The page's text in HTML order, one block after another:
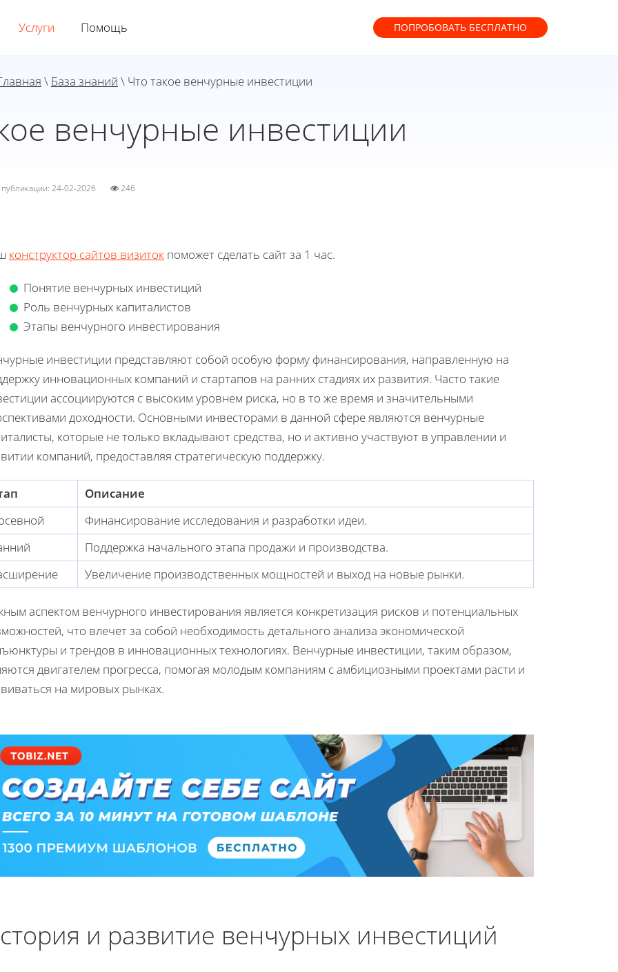
Услуги Помощь ПОПРОБОВАТЬ БЕСПЛАТНО
\ База знаний \ Что такое венчурные инвестиции
венчурные инвестиции
публикации: 24-02-2026 246
конструктор сайтов визиток поможет сделать сайт за 1 час.
Понятие венчурных инвестиций
Роль венчурных капиталистов
Этапы венчурного инвестирования
инвестиции представляют собой особую форму финансирования, направленную на
инновационных компаний и стартапов на ранних стадиях их развития. Часто такие
ассоциируются с высоким уровнем риска, но в то же время и значительными
доходности. Основными инвесторами в данной сфере являются венчурные
которые не только вкладывают средства, но и активно участвуют в управлении и
компаний, предоставляя стратегическую поддержку.
Описание
Финансирование исследования и разработки идеи.
Поддержка начального этапа продажи и производства.
Увеличение производственных мощностей и выход на новые рынки.
аспектом венчурного инвестирования является конкретизация рисков и потенциальных
что влечет за собой необходимость детального анализа экономической
и трендов в инновационных технологиях. Венчурные инвестиции, таким образом,
двигателем прогресса, помогая молодым компаниям с амбициозными проектами расти и
на мировых рынках.
и развитие венчурных инвестиций